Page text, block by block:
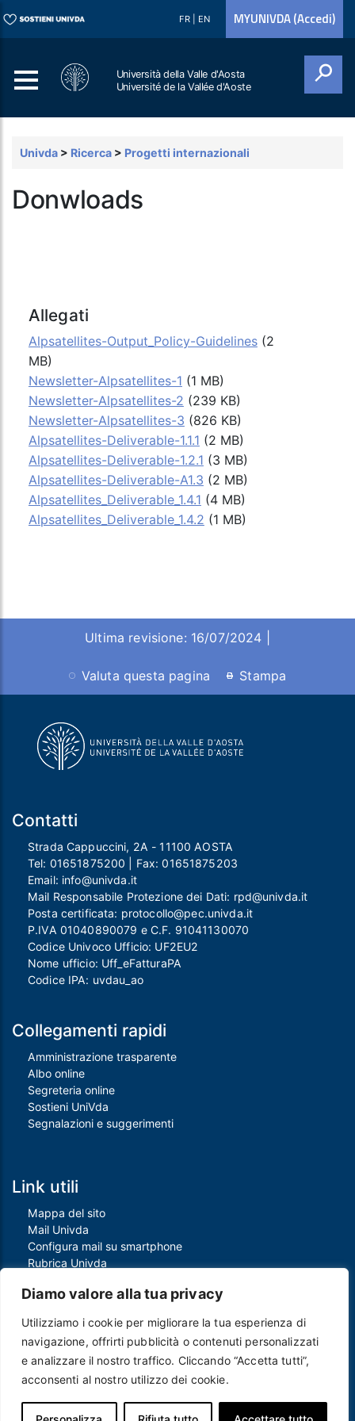
Diamo valore alla tua privacy
Utilizziamo i cookie per migliorare la tua esperienza di
navigazione, offrirti pubblicità o contenuti personalizzati
e analizzare il nostro traffico. Cliccando “Accetta tutti”,
acconsenti al nostro utilizzo dei cookie.
FR EN MYUNIVDA (Accedi)
Università della Valle d'Aosta
Université de la Vallée d'Aoste
Univda > Ricerca > Progetti internazionali
Donwloads
Allegati
Alpsatellites-Output_Policy-Guidelines(2
MB)
Newsletter-Alpsatellites-1 (1 MB)
Newsletter-Alpsatellites-2 (239 KB)
Newsletter-Alpsatellites-3 (826 KB)
Alpsatellites-Deliverable-1.1.1 (2 MB)
Alpsatellites-Deliverable-1.2.1 (3 MB)
Alpsatellites-Deliverable-A1.3 (2 MB)
Alpsatellites_Deliverable_1.4.1 (4 MB)
Alpsatellites_Deliverable_1.4.2 (1 MB)
Ultima revisione: 16/07/2024 |
Valuta questa pagina Stampa
Contatti
Strada Cappuccini, 2A - 11100 AOSTA
Tel: 01651875200 | Fax:01651875203
Email: info@univda.it
Mail Responsabile Protezione dei Dati: rpd@univda.it
Posta certificata: protocollo@pec.univda.it
P.IVA 01040890079 e C.F. 91041130070
Codice Univoco Ufficio: UF2EU2
Nome ufficio: Uff_eFatturaPA
Codice IPA: uvdau_ao
Collegamenti rapidi
Amministrazione trasparente
Albo online
Segreteria online
Sostieni UniVda
Segnalazioni e suggerimenti
Link utili
Mappa del sito
Mail Univda
Configura mail su smartphone
Rubrica Univda
Piè di pagina
Crediti
Note legali
Contatti
Privacy e Cookie policy
Protezione dei dati personali